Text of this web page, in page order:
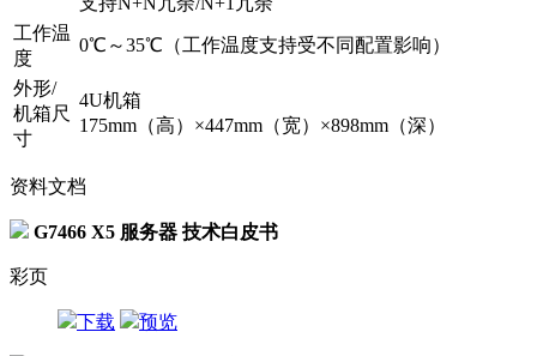
工作温
度
0℃～35℃（工作温度支持受不同配置影响）
外形/
机箱尺
寸
4U机箱
175mm（高）×447mm（宽）×898mm（深）
资料文档
G7466 X5 服务器 技术白皮书
彩页
下载 预览